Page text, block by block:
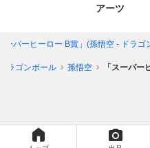
アーツ
ーパーヒーロー B賞」(孫悟空 - ドラゴ
ラゴンボール 孫悟空 「スーパ